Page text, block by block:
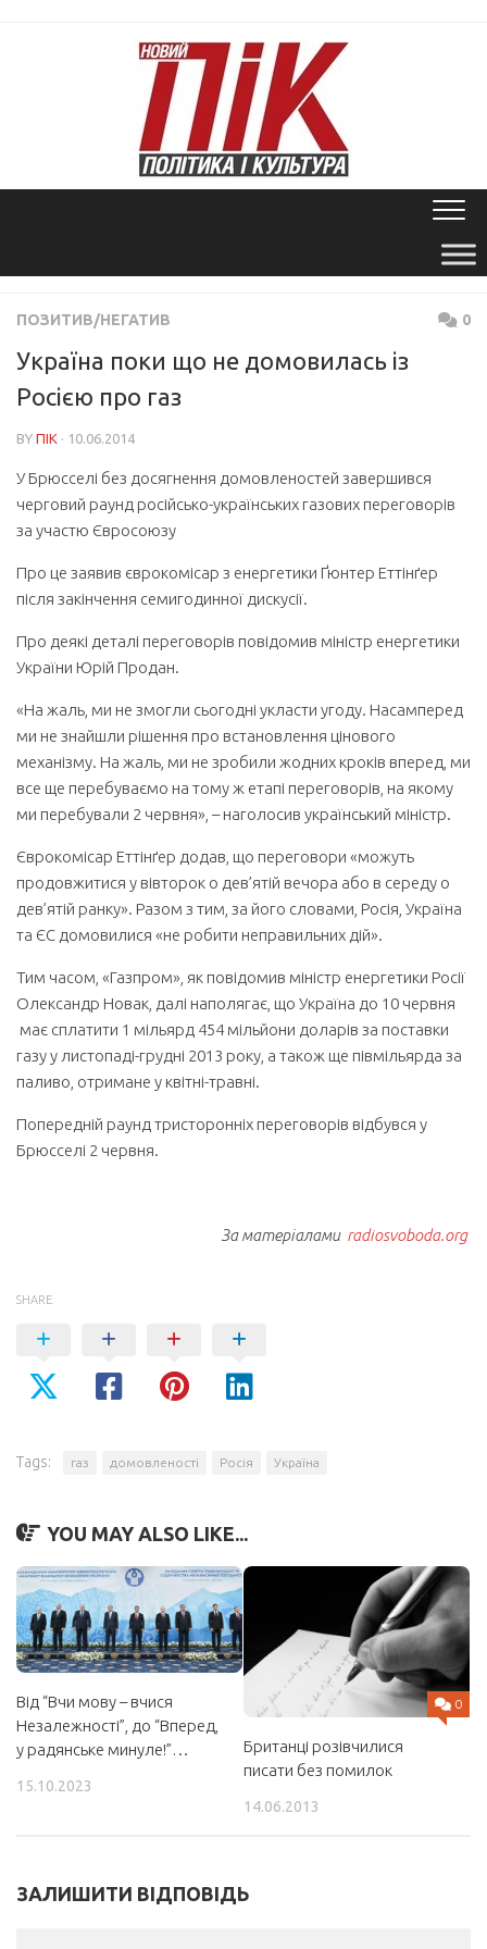
ПОЗИТИВ/НЕГАТИВ 0
Україна поки що не домовилась із
Росією про газ
BY ПІК · 10.06.2014
У Брюсселі без досягнення домовленостей завершився
черговий раунд російсько-українських газових переговорів
за участю Євросоюзу
Про це заявив єврокомісар з енергетики Ґюнтер Еттінґер
після закінчення семигодинної дискусії.
Про деякі деталі переговорів повідомив міністр енергетики
України Юрій Продан.
«На жаль, ми не змогли сьогодні укласти угоду. Насамперед
ми не знайшли рішення про встановлення цінового
механізму. На жаль, ми не зробили жодних кроків вперед, ми
все ще перебуваємо на тому ж етапі переговорів, на якому
ми перебували 2 червня», – наголосив український міністр.
Єврокомісар Еттінґер додав, що переговори «можуть
продовжитися у вівторок о дев’ятій вечора або в середу о
дев’ятій ранку». Разом з тим, за його словами, Росія, Україна
та ЄС домовилися «не робити неправильних дій».
Тим часом, «Газпром», як повідомив міністр енергетики Росії
Олександр Новак, далі наполягає, що Україна до 10 червня
має сплатити 1 мільярд 454 мільйони доларів за поставки
газу у листопаді-грудні 2013 року, а також ще півмільярда за
паливо, отримане у квітні-травні.
Попередній раунд тристоронніх переговорів відбувся у
Брюсселі 2 червня.
За матеріалами radiosvoboda.org
SHARE
Tags: газ домовленості Росія Україна
YOU MAY ALSO LIKE...
Від “Вчи мову – вчися
Незалежності”, до “Вперед,
у радянське минуле!”…
15.10.2023
0
Британці розівчилися
писати без помилок
14.06.2013
ЗАЛИШИТИ ВІДПОВІДЬ